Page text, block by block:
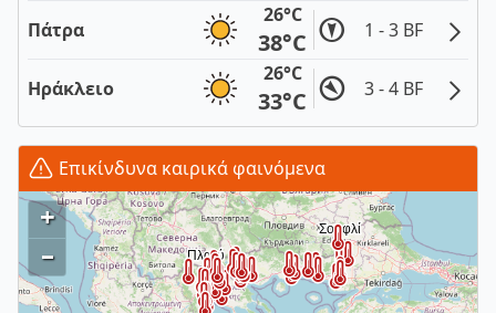
Πάτρα
26°C
38°C 1 - 3 BF
Ηράκλειο
26°C
33°C 3 - 4 BF
Επικίνδυνα καιρικά φαινόμενα
+
–